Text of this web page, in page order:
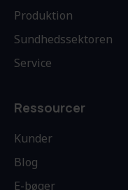
Produktion
Sundhedssektoren
Service
Ressourcer
Kunder
Blog
E-bøger